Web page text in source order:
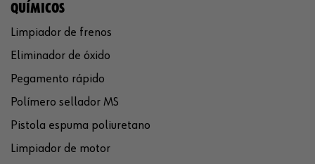
QUÍMICOS
Limpiador de frenos
Eliminador de óxido
Pegamento rápido
Polímero sellador MS
Pistola espuma poliuretano
Limpiador de motor